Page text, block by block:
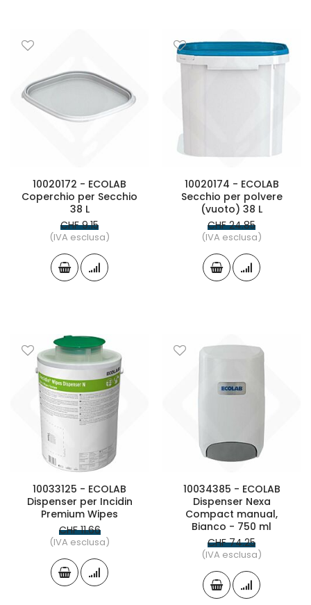
10020172 - ECOLAB
Coperchio per Secchio
38 L
CHF 9.15
(IVA esclusa)
10020174 - ECOLAB
Secchio per polvere
(vuoto) 38 L
CHF 24.85
(IVA esclusa)
10033125 - ECOLAB
Dispenser per Incidin
Premium Wipes
CHF 11.66
(IVA esclusa)
10034385 - ECOLAB
Dispenser Nexa
Compact manual,
Bianco - 750 ml
CHF 74.25
(IVA esclusa)